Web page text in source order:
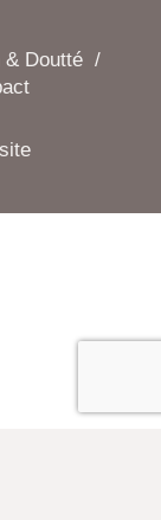
& Doutté /